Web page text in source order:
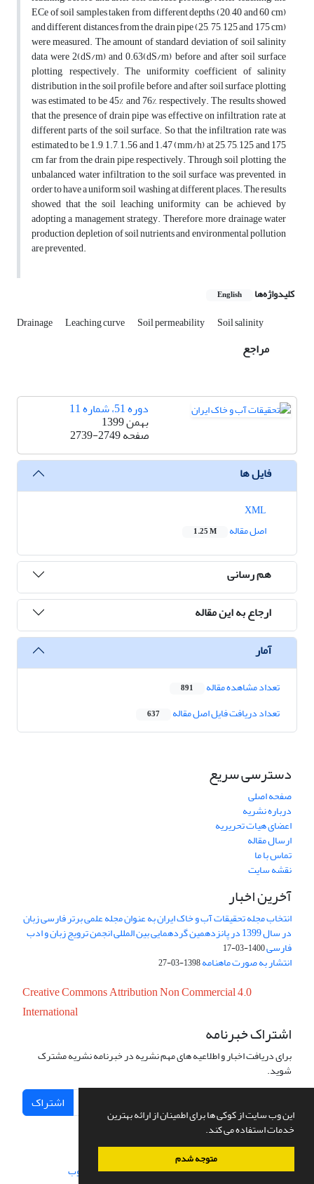
این وب سایت از کوکی ها برای اطمینان از ارائه بهترین
خدمات استفاده می کند.
متوجه شدم
ECe of soil samples taken from different depths (20, 40 and 60 cm)
and different distances from the drain pipe (25, 75, 125 and 175 cm)
were measured. The amount of standard deviation of soil salinity
data were 2(dS/m) and 0.63(dS/m) before and after soil surface
plotting, respectively. The uniformity coefficient of salinity
distribution in the soil profile before and after soil surface plotting
was estimated to be 45% and 76%, respectively. The results showed
that the presence of drain pipe was effective on infiltration rate at
different parts of the soil surface. So that the infiltration rate was
estimated to be 1.9, 1.7, 1.56 and 1.47 (mm/h) at 25, 75, 125 and 175
cm far from the drain pipe, respectively. Through soil plotting, the
unbalanced water infiltration to the soil surface was prevented, in
order to have a uniform soil washing at different places. The results
showed that the soil leaching uniformity can be achieved by
adopting a management strategy. Therefore, more drainage water
production, depletion of soil nutrients and environmental pollution
are prevented.
کلیدواژه‌ها English
Drainage Leaching curve Soil permeability Soil salinity
مراجع
دوره 51، شماره 11
بهمن 1399
صفحه2739-2749
فایل ها
اصل مقاله
1.25 M
هم رسانی
ارجاع به این مقاله
آمار
تعداد مشاهده مقاله 891
تعداد دریافت فایل اصل مقاله 637
دسترسی سریع
صفحه اصلی
درباره نشریه
اعضای هیات تحریریه
ارسال مقاله
تماس با ما
نقشه سایت
آخرین اخبار
انتخاب مجله تحقیقات آب و خاک ایران به عنوان مجله علمی برتر فارسی زبان
در سال 1399 در پانزدهمین گردهمایی بین المللی انجمن ترویج زبان و ادب
فارسی1400-03-17
انتشار به صورت ماهنامه1398-03-27
Creative Commons Attribution Non Commercial 4.0
International
اشتراک خبرنامه
برای دریافت اخبار و اطلاعیه های مهم نشریه در خبرنامه نشریه مشترک
شوید.
اشتراک
سامانه مدیریت نشریات علمی.طراحی و پیاده سازی از سیناوب